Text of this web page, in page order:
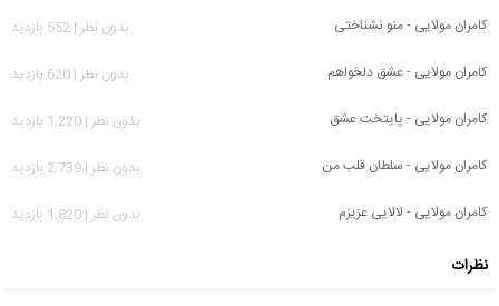
کامران مولایی - منو نشناختی
بدون نظر | 552 بازدید
کامران مولایی - عشق دلخواهم
بدون نظر | 620 بازدید
کامران مولایی - پایتخت عشق
بدون نظر | 1,220 بازدید
کامران مولایی - سلطان قلب من
بدون نظر | 2,739 بازدید
کامران مولایی - لالایی عزیزم
بدون نظر | 1,820 بازدید
نظرات